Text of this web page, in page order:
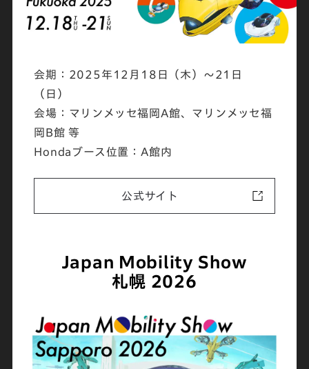
会期：2025年12月18日（木）～21日
（日）
会場：マリンメッセ福岡A館、マリンメッセ福
岡B館 等
Hondaブース位置：A館内
公式サイト
Japan Mobility Show
札幌 2026